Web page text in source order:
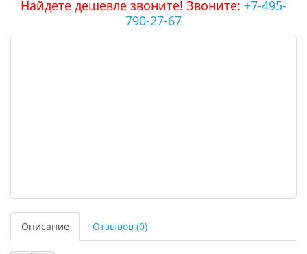
Найдете дешевле звоните! Звоните: +7-495-
790-27-67
Описание Отзывов (0)